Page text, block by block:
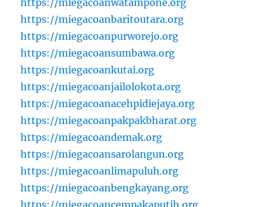
https://miegacoanbaritoutara.org
https://miegacoanpurworejo.org
https://miegacoansumbawa.org
https://miegacoankutai.org
https://miegacoanjailolokota.org
https://miegacoanacehpidiejaya.org
https://miegacoanpakpakbharat.org
https://miegacoandemak.org
https://miegacoansarolangun.org
https://miegacoanlimapuluh.org
https://miegacoanbengkayang.org
https://miegacoancempakaputih.org